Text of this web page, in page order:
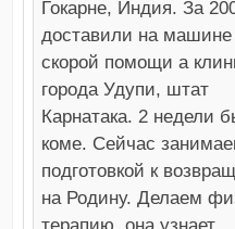
Гокарне, Индия. За
доставили на машине
скорой помощи а
города Удупи, штат
Карнатака. 2 недели
коме. Сейчас
подготовкой к
на Родину. Делаем